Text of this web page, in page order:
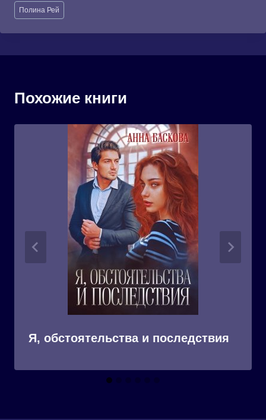
Метки
записи:
Полина Рей
Похожие книги
Я, обстоятельства и последствия